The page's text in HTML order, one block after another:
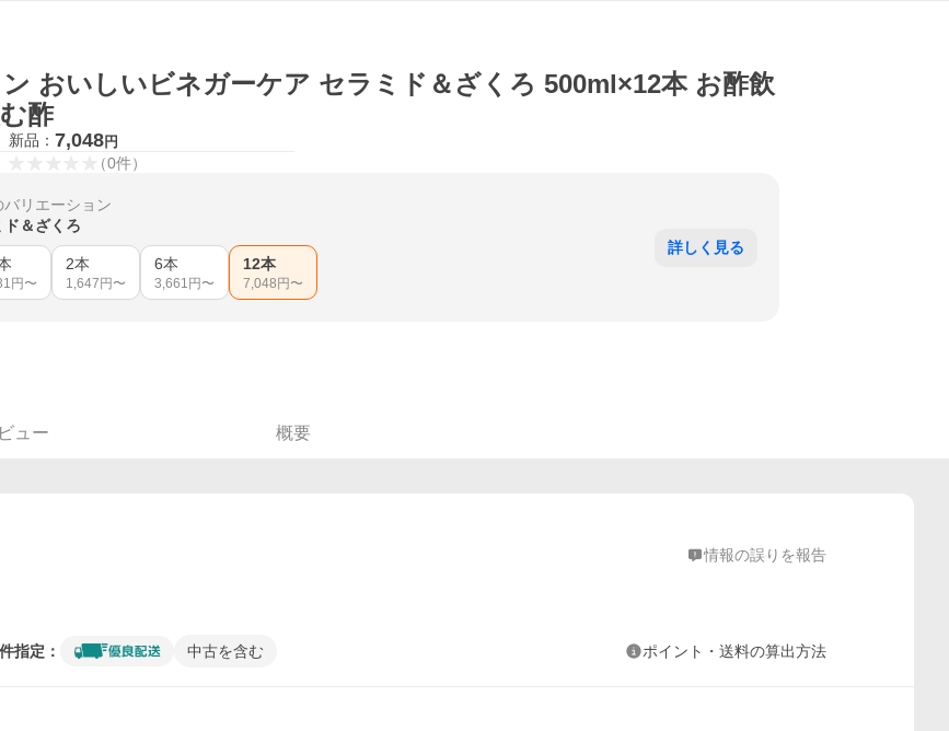
ン おいしいビネガーケア セラミド＆ざくろ 500ml×12本 お酢飲
酢
新品： 7,048円
（0件）
バリエーション
ド＆ざくろ
円〜
2本
1,647 円〜
6本
3,661 円〜
12本
7,048 円〜
詳しく見る
ュー 概要
情報の誤りを報告
指定： 中古を含む ポイント・送料の算出方法